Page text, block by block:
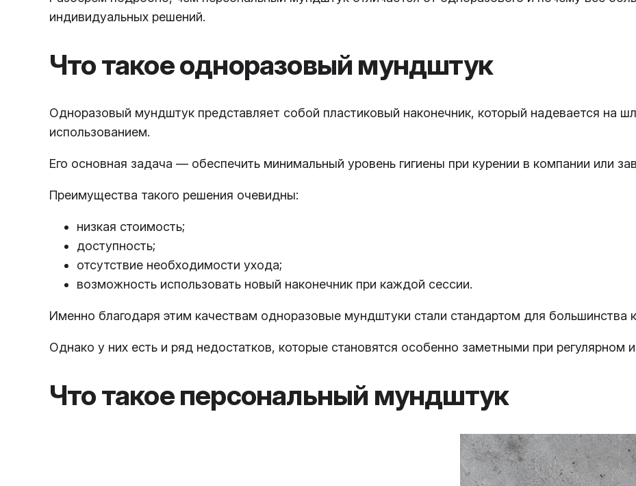
индивидуальных решений.
Что такое одноразовый мундштук
Одноразовый мундштук представляет собой пластиковый наконечник, который надевается на
использованием.
Его основная задача — обеспечить минимальный уровень гигиены при курении в компании или
Преимущества такого решения очевидны:
низкая стоимость;
доступность;
отсутствие необходимости ухода;
возможность использовать новый наконечник при каждой сессии.
Именно благодаря этим качествам одноразовые мундштуки стали стандартом для большинства
Однако у них есть и ряд недостатков, которые становятся особенно заметными при регулярном
Что такое персональный мундштук